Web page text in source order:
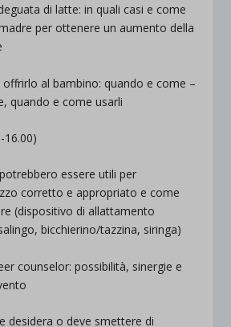
di latte: in quali casi e come
per ottenere un aumento della
al bambino: quando e come –
quando e come usarli
16.00)
essere utili per
corretto e appropriato e come
(dispositivo di allattamento
bicchierino/tazzina, siringa)
counselor: possibilità, sinergie e
desidera o deve smettere di